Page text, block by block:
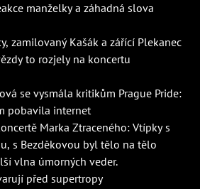
manželky a záhadná slova
zamilovaný Kašák a zářící Plekanec
to rozjely na koncertu
se vysmála kritikům Prague Pride:
pobavila internet
Marka Ztraceného: Vtípky s
s Bezděkovou byl tělo na tělo
vlna úmorných veder.
před supertropy